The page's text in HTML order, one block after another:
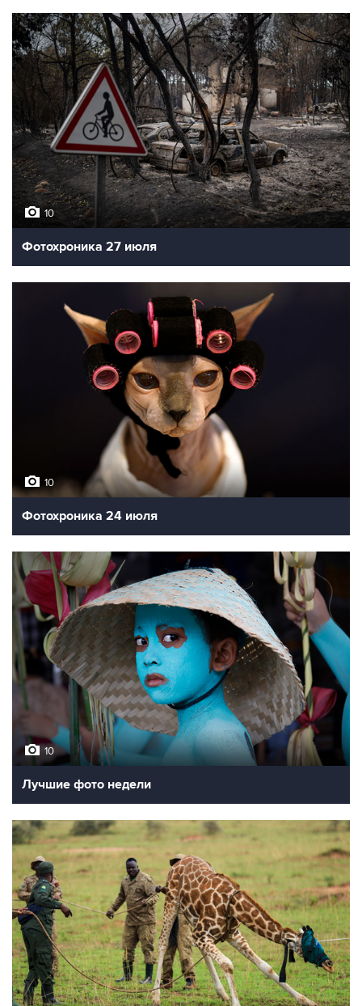
10
Фотохроника 27 июля
10
Фотохроника 24 июля
10
Лучшие фото недели